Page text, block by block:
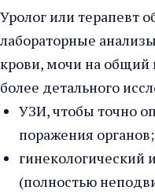
Уролог или терапевт
лабораторные
крови, мочи на общий
более детального
УЗИ, чтобы точно
поражения органов;
гинекологический
(полностью